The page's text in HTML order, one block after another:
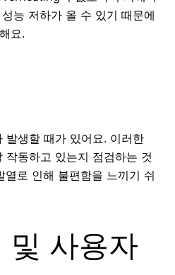
능 저하가 올 수 있기 때문에
요.
발생할 때가 있어요. 이러한
작동하고 있는지 점검하는 것
열로 인해 불편함을 느끼기 쉬
및 사용자